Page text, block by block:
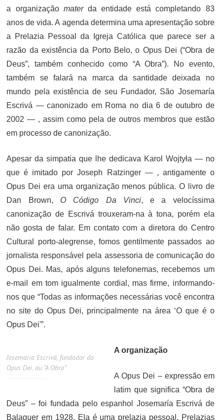
a organização mater da entidade está completando 83
anos de vida. A agenda determina uma apresentação sobre
a Prelazia Pessoal da Igreja Católica que parece ser a
razão da existência da Porto Belo, o Opus Dei (“Obra de
Deus”, também conhecido como “A Obra”). No evento,
também se falará na marca da santidade deixada no
mundo pela existência de seu Fundador, São Josemaría
Escrivá — canonizado em Roma no dia 6 de outubro de
2002 — , assim como pela de outros membros que estão
em processo de canonização.
Apesar da simpatia que lhe dedicava Karol Wojtyła — no
que é imitado por Joseph Ratzinger — , antigamente o
Opus Dei era uma organização menos pública. O livro de
Dan Brown, O Código Da Vinci, e a velocíssima
canonização de Escrivá trouxeram-na à tona, porém ela
não gosta de falar. Em contato com a diretora do Centro
Cultural porto-alegrense, fomos gentilmente passados ao
jornalista responsável pela assessoria de comunicação do
Opus Dei. Mas, após alguns telefonemas, recebemos um
e-mail em tom igualmente cordial, mas firme, informando-
nos que “Todas as informações necessárias você encontra
no site do Opus Dei, principalmente na área ‘O que é o
Opus Dei'”.
Josemaria Escrivá, fundador do
Opus Dei, ou “A Obra”
A organização
A Opus Dei – expressão em
latim que significa “Obra de
Deus” – foi fundada pelo espanhol Josemaría Escrivá de
Balaguer em 1928. Ela é uma prelazia pessoal. Prelazias